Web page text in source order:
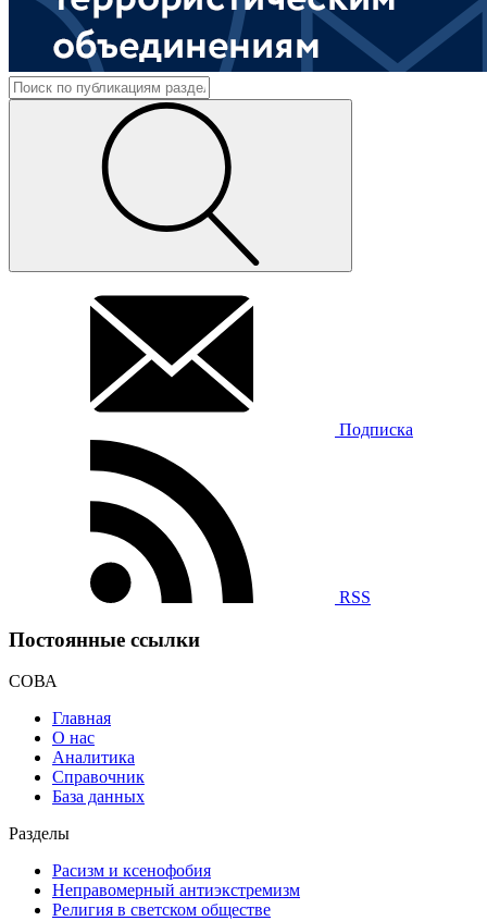
Подписка
RSS
Постоянные ссылки
СОВА
Главная
О нас
Аналитика
Справочник
База данных
Разделы
Расизм и ксенофобия
Неправомерный антиэкстремизм
Религия в светском обществе